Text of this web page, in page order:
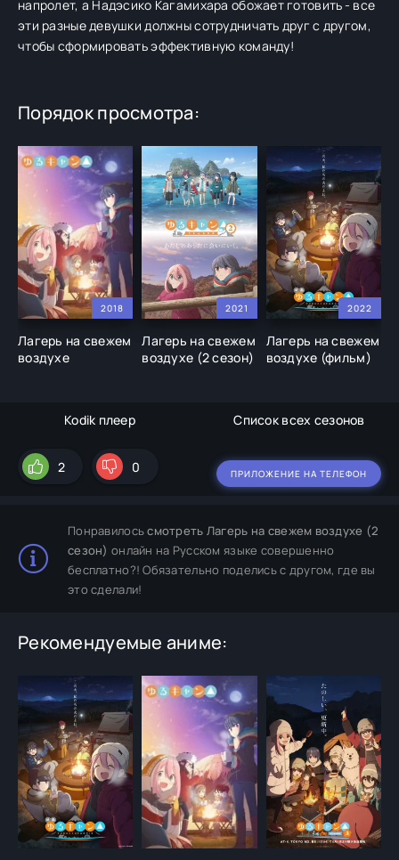
напролет, а Надэсико Кагамихара обожает готовить - все
эти разные девушки должны сотрудничать друг с другом,
чтобы сформировать эффективную команду!
Порядок просмотра:
2018
Лагерь на свежем
воздухе
2021
Лагерь на свежем
воздухе (2 сезон)
2022
Лагерь на свежем
воздухе (фильм)
Kodik плеер Список всех сезонов
2 0 ПРИЛОЖЕНИЕ НА ТЕЛЕФОН
Понравилосьсмотреть Лагерь на свежем воздухе (2
сезон) онлайн на Русском языке совершенно
бесплатно?! Обязательно поделись с другом, где вы
это сделали!
Рекомендуемые аниме: